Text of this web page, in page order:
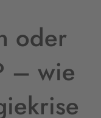
oder
– wie